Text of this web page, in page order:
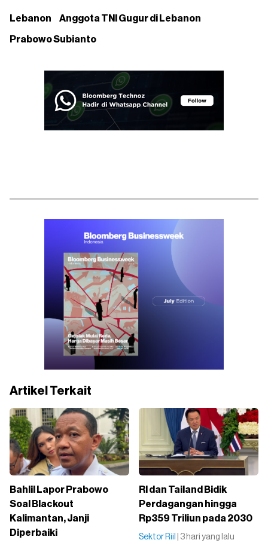
Lebanon Anggota TNI Gugur di Lebanon
Prabowo Subianto
Artikel Terkait
Bahlil Lapor Prabowo
Soal Blackout
Kalimantan, Janji
Diperbaiki
RI dan Tailand Bidik
Perdagangan hingga
Rp359 Triliun pada 2030
Sektor Riil | 3 hari yang lalu